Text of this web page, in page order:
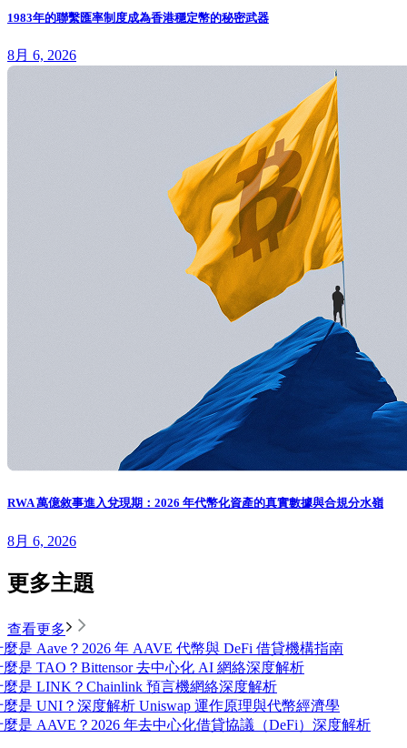
1983年的聯繫匯率制度成為香港穩定幣的秘密武器
8月 6, 2026
RWA 萬億敘事進入兌現期：2026 年代幣化資產的真實數據與合規分水嶺
8月 6, 2026
更多主題
查看更多
麼是 Aave？2026 年 AAVE 代幣與 DeFi 借貸機構指南
麼是 TAO？Bittensor 去中心化 AI 網絡深度解析
麼是 LINK？Chainlink 預言機網絡深度解析
麼是 UNI？深度解析 Uniswap 運作原理與代幣經濟學
麼是 AAVE？2026 年去中心化借貸協議（DeFi）深度解析